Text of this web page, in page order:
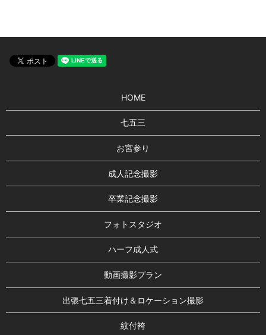
HOME
七五三
お宮参り
成人記念撮影
卒業記念撮影
フォトスタジオ
ハーフ成人式
動画撮影プラン
出張七五三着付け＆ロケーション撮影
紋付袴